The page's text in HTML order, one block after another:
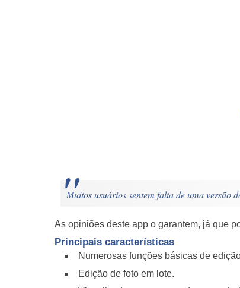
Muitos usuários sentem falta de uma versão
As opiniões deste app o garantem, já que
Principais características
Numerosas funções básicas de
Edição de foto em lote.